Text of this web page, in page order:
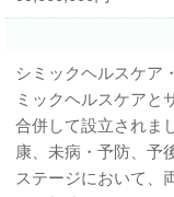
シミックヘルスケア
ミックヘルスケアと
合併して設立されま
康、未病・予防、予
ステージにおいて、